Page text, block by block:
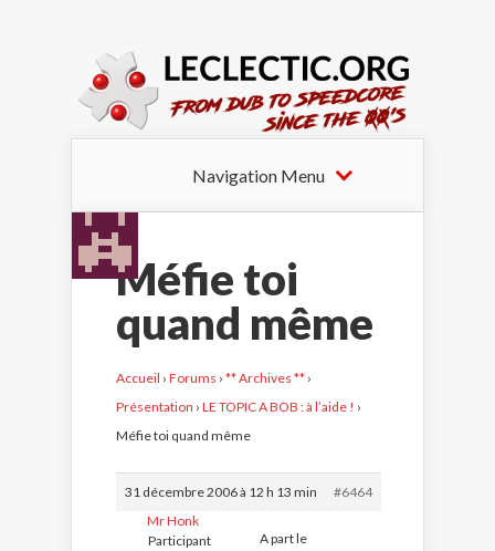
Navigation Menu
Méfie toi
quand même
Accueil › Forums › ** Archives ** ›
Présentation › LE TOPIC A BOB : à l’aide ! ›
Méfie toi quand même
31 décembre 2006 à 12 h 13 min
#6464
Mr Honk
Participant
A part le